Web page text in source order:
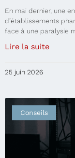
En mai dernier, une
d’établissements
face à une paralysie
Lire la suite
25 juin 2026
Conseils